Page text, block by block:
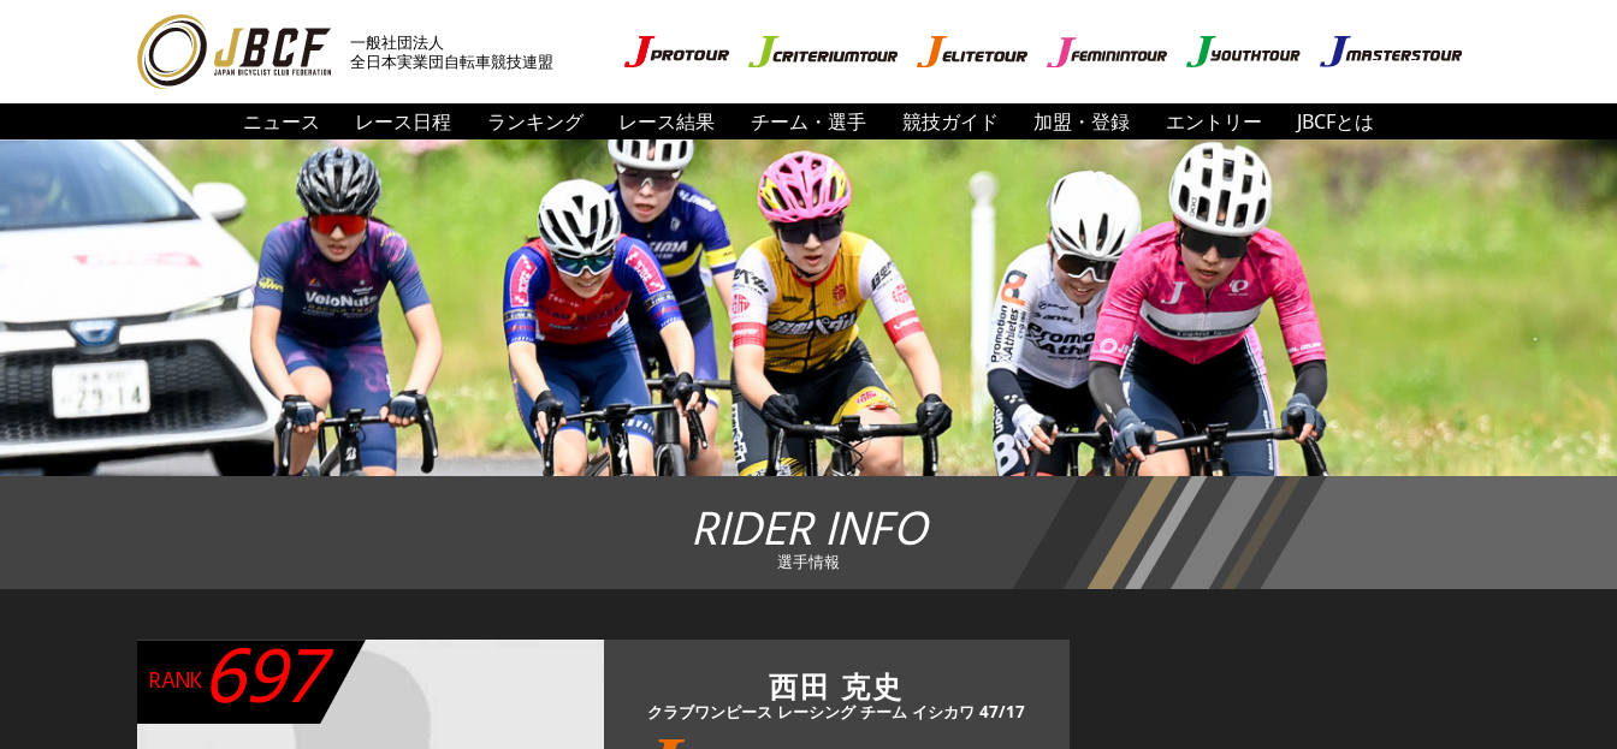
一般社団法人
全日本実業団自転車競技連盟
ニュース レース日程 ランキング レース結果 チーム・選手 競技ガイド 加盟・登録 エントリー JBCFとは
RIDER INFO
選手情報
RANK697 西田 克史
クラブワンピース レーシング チーム イシカワ 47/17